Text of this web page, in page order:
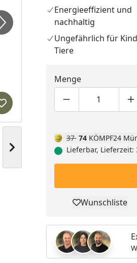
Nächstes Bild anzeigen
Produkt zur Wunschliste
Energieeffizient und
nachhaltig
Ungefährlich für
Tiere
Menge
Produktmenge
37 74 KÖMPF24
Lieferbar,
Produkt
Wunschliste